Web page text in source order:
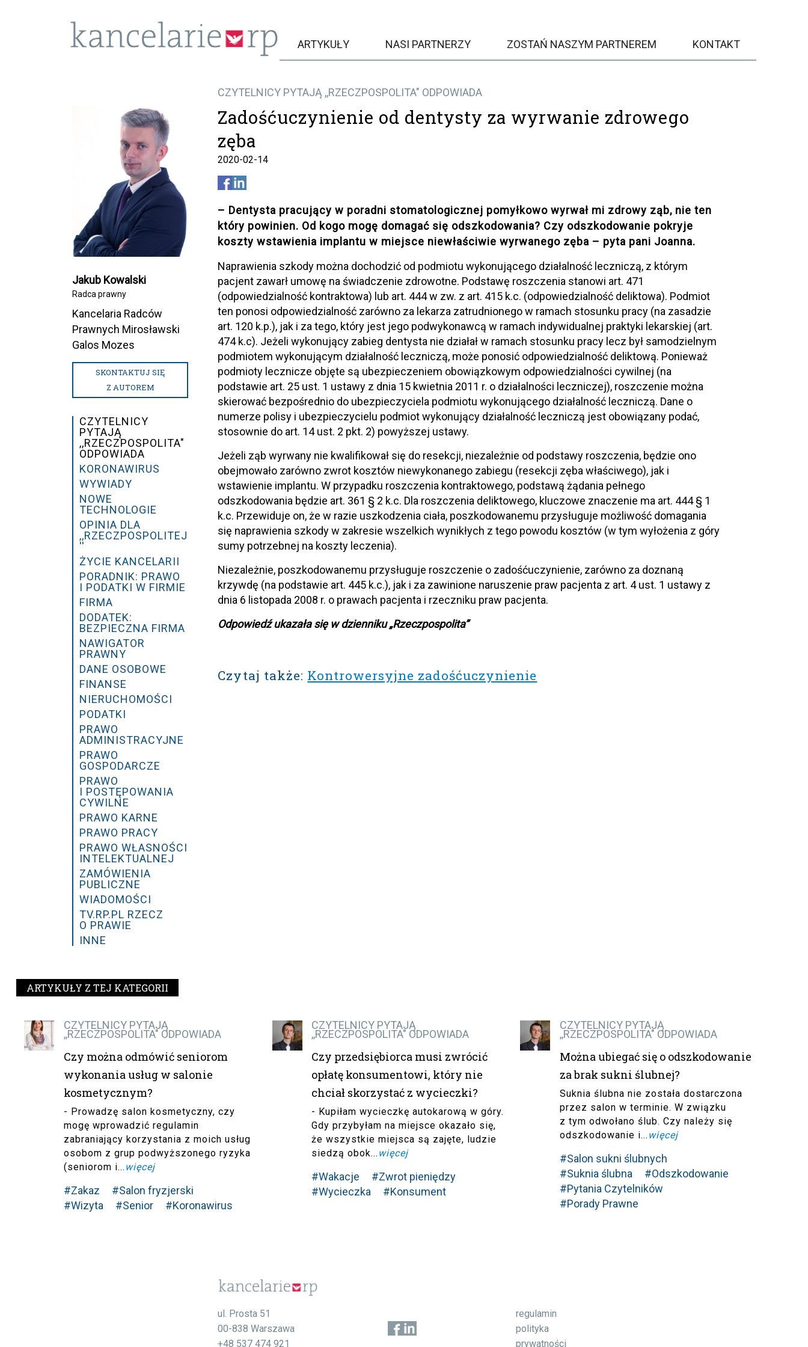
ARTYKUŁY NASI PARTNERZY ZOSTAŃ NASZYM PARTNEREM KONTAKT
CZYTELNICY PYTAJĄ ,,RZECZPOSPOLITA" ODPOWIADA
Zadośćuczynienie od dentysty za wyrwanie zdrowego
zęba
2020-02-14
– Dentysta pracujący w poradni stomatologicznej pomyłkowo wyrwał mi zdrowy ząb, nie ten
który powinien. Od kogo mogę domagać się odszkodowania? Czy odszkodowanie pokryje
koszty wstawienia implantu w miejsce niewłaściwie wyrwanego zęba – pyta pani Joanna.
Naprawienia szkody można dochodzić od podmiotu wykonującego działalność leczniczą, z którym
pacjent zawarł umowę na świadczenie zdrowotne. Podstawę roszczenia stanowi art. 471
(odpowiedzialność kontraktowa) lub art. 444 w zw. z art. 415 k.c. (odpowiedzialność deliktowa). Podmiot
ten ponosi odpowiedzialność zarówno za lekarza zatrudnionego w ramach stosunku pracy (na zasadzie
art. 120 k.p.), jak i za tego, który jest jego podwykonawcą w ramach indywidualnej praktyki lekarskiej (art.
474 k.c). Jeżeli wykonujący zabieg dentysta nie działał w ramach stosunku pracy lecz był samodzielnym
podmiotem wykonującym działalność leczniczą, może ponosić odpowiedzialność deliktową. Ponieważ
podmioty lecznicze objęte są ubezpieczeniem obowiązkowym odpowiedzialności cywilnej (na
podstawie art. 25 ust. 1 ustawy z dnia 15 kwietnia 2011 r. o działalności leczniczej), roszczenie można
skierować bezpośrednio do ubezpieczyciela podmiotu wykonującego działalność leczniczą. Dane o
numerze polisy i ubezpieczycielu podmiot wykonujący działalność leczniczą jest obowiązany podać,
stosownie do art. 14 ust. 2 pkt. 2) powyższej ustawy.
Jeżeli ząb wyrwany nie kwalifikował się do resekcji, niezależnie od podstawy roszczenia, będzie ono
obejmowało zarówno zwrot kosztów niewykonanego zabiegu (resekcji zęba właściwego), jak i
wstawienie implantu. W przypadku roszczenia kontraktowego, podstawą żądania pełnego
odszkodowania będzie art. 361 § 2 k.c. Dla roszczenia deliktowego, kluczowe znaczenie ma art. 444 § 1
k.c. Przewiduje on, że w razie uszkodzenia ciała, poszkodowanemu przysługuje możliwość domagania
się naprawienia szkody w zakresie wszelkich wynikłych z tego powodu kosztów (w tym wyłożenia z góry
sumy potrzebnej na koszty leczenia).
Niezależnie, poszkodowanemu przysługuje roszczenie o zadośćuczynienie, zarówno za doznaną
krzywdę (na podstawie art. 445 k.c.), jak i za zawinione naruszenie praw pacjenta z art. 4 ust. 1 ustawy z
dnia 6 listopada 2008 r. o prawach pacjenta i rzeczniku praw pacjenta.
Odpowiedź ukazała się w dzienniku „Rzeczpospolita”
Czytaj także: Kontrowersyjne zadośćuczynienie
Jakub Kowalski
Radca prawny
Kancelaria Radców
Prawnych Mirosławski
Galos Mozes
SKONTAKTUJ SIĘ
Z AUTOREM
CZYTELNICY
PYTAJĄ
,,RZECZPOSPOLITA"
ODPOWIADA
KORONAWIRUS
WYWIADY
NOWE
TECHNOLOGIE
OPINIA DLA
,,RZECZPOSPOLITEJ
''
ŻYCIE KANCELARII
PORADNIK: PRAWO
I PODATKI W FIRMIE
FIRMA
DODATEK:
BEZPIECZNA FIRMA
NAWIGATOR
PRAWNY
DANE OSOBOWE
FINANSE
NIERUCHOMOŚCI
PODATKI
PRAWO
ADMINISTRACYJNE
PRAWO
GOSPODARCZE
PRAWO
I POSTĘPOWANIA
CYWILNE
PRAWO KARNE
PRAWO PRACY
PRAWO WŁASNOŚCI
INTELEKTUALNEJ
ZAMÓWIENIA
PUBLICZNE
WIADOMOŚCI
TV.RP.PL RZECZ
O PRAWIE
INNE
ARTYKUŁY Z TEJ KATEGORII
CZYTELNICY PYTAJĄ
,,RZECZPOSPOLITA" ODPOWIADA
Czy można odmówić seniorom
wykonania usług w salonie
kosmetycznym?
- Prowadzę salon kosmetyczny, czy
mogę wprowadzić regulamin
zabraniający korzystania z moich usług
osobom z grup podwyższonego ryzyka
(seniorom i... więcej
#Zakaz
#Salon fryzjerski
#Wizyta
#Senior #Koronawirus
CZYTELNICY PYTAJĄ
,,RZECZPOSPOLITA" ODPOWIADA
Czy przedsiębiorca musi zwrócić
opłatę konsumentowi, który nie
chciał skorzystać z wycieczki?
- Kupiłam wycieczkę autokarową w góry.
Gdy przybyłam na miejsce okazało się,
że wszystkie miejsca są zajęte, ludzie
siedzą obok... więcej
#Wakacje
#Zwrot pieniędzy
#Wycieczka
#Konsument
CZYTELNICY PYTAJĄ
,,RZECZPOSPOLITA" ODPOWIADA
Można ubiegać się o odszkodowanie
za brak sukni ślubnej?
Suknia ślubna nie została dostarczona
przez salon w terminie. W związku
z tym odwołano ślub. Czy należy się
odszkodowanie i... więcej
#Salon sukni ślubnych
#Suknia ślubna
#Odszkodowanie
#Pytania Czytelników
#Porady Prawne
ul. Prosta 51
00-838 Warszawa
+48 537 474 921
regulamin
polityka
prywatności